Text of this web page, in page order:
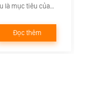
là mục tiêu của
Đọc thêm